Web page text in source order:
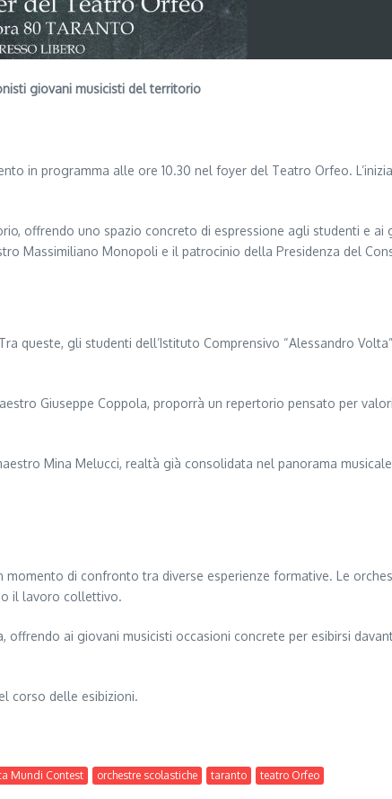
giovani musicisti del territorio
in programma alle ore 10.30 nel foyer del Teatro Orfeo.
offrendo uno spazio concreto di espressione agli studenti e ai
Massimiliano Monopoli e il patrocinio della Presidenza del
queste, gli studenti dell’Istituto Comprensivo “Alessandro
Giuseppe Coppola, proporrà un repertorio pensato per
Mina Melucci, realtà già consolidata nel panorama
di confronto tra diverse esperienze formative. Le
il lavoro collettivo.
ai giovani musicisti occasioni concrete per esibirsi
corso delle esibizioni.
Mundi Contest orchestre scolastiche taranto teatro Orfeo